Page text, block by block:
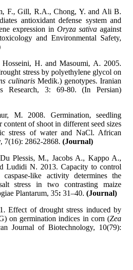
F., Gill, R.A., Chong, Y. and Ali B.
antioxidant defense system and
expression in Oryza sativa against
and Environmental Safety,
H. and Masoumi, A. 2005.
stress by polyethylene glycol on
culinarisMedik.) genotypes. Iranian
Research, 3: 69-80. (In Persian)
M. 2008. Germination, seedling
of shoot in different seed sizes
stress of water and NaCl. African
7(16): 2862-2868. (Journal)
Plessis, M., Jacobs A., Kappo A.,
Ludidi N. 2013. Capacity to control
caspase-like activity determines the
stress in two contrasting maize
Plantarum, 35: 31–40. (Journal)
Effect of drought stress induced by
on germination indices in corn (Zea
Journal of Biotechnology, 10(79):